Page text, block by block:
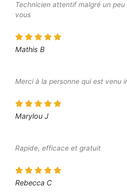
Technicien attentif malgré un
vous
Mathis B
Merci à la personne qui est venu
Marylou J
Rapide, efficace et gratuit
Rebecca C